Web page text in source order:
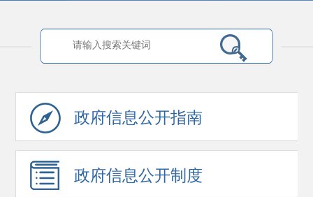
政府信息公开指南
政府信息公开制度